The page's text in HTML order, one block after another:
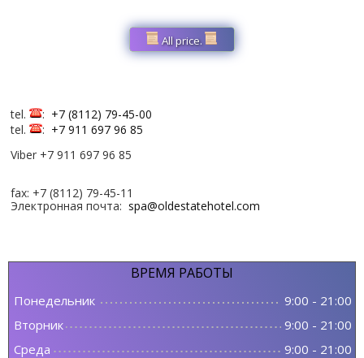
All price.
tel. : +7 (8112) 79-45-00
tel.
: +7 911 697 96 85
Viber +7 911 697 96 85
fax: +7 (8112) 79-45-11
Электронная почта:spa@oldestatehotel.com
ВРЕМЯ РАБОТЫ
Понедельник 9:00 - 21:00
Вторник
9:00 - 21:00
Среда
9:00 - 21:00